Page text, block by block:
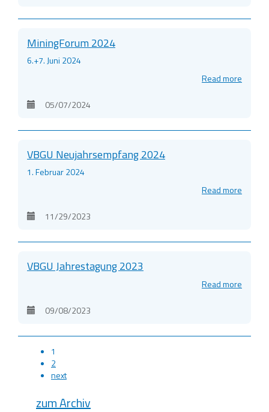
MiningForum 2024
6.+7. Juni 2024
Read more
05/07/2024
VBGU Neujahrsempfang 2024
1. Februar 2024
Read more
11/29/2023
VBGU Jahrestagung 2023
Read more
09/08/2023
1
2
next
zum Archiv